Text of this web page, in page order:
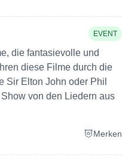
EVENT
die fantasievolle und
diese Filme durch die
Sir Elton John oder Phil
von den Liedern aus
Merken